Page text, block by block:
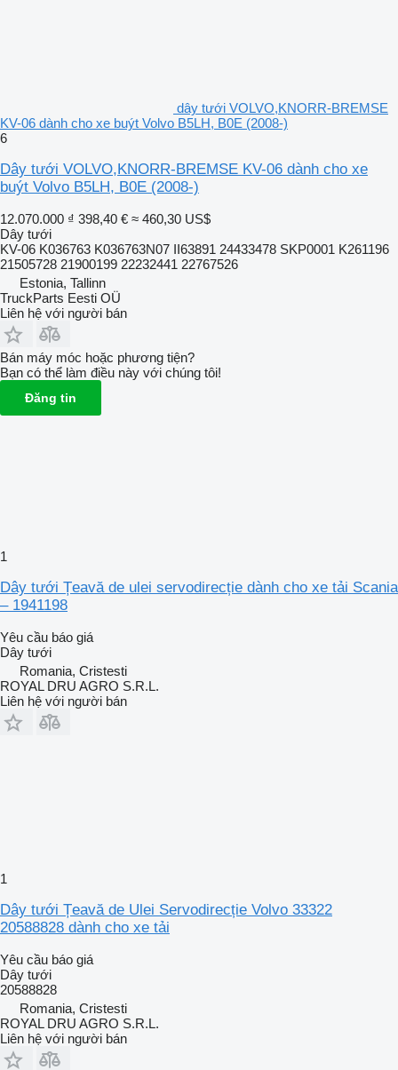
dây tưới VOLVO,KNORR-BREMSE
KV-06 dành cho xe buýt Volvo B5LH, B0E (2008-)
6
Dây tưới VOLVO,KNORR-BREMSE KV-06 dành cho xe
buýt Volvo B5LH, B0E (2008-)
12.070.000 ₫ 398,40 € ≈ 460,30 US$
Dây tưới
KV-06 K036763 K036763N07 II63891 24433478 SKP0001 K261196
21505728 21900199 22232441 22767526
Estonia, Tallinn
TruckParts Eesti OÜ
Liên hệ với người bán
Bán máy móc hoặc phương tiện?
Bạn có thể làm điều này với chúng tôi!
Đăng tin
1
Dây tưới Țeavă de ulei servodirecție dành cho xe tải Scania
– 1941198
Yêu cầu báo giá
Dây tưới
Romania, Cristesti
ROYAL DRU AGRO S.R.L.
Liên hệ với người bán
1
Dây tưới Țeavă de Ulei Servodirecție Volvo 33322
20588828 dành cho xe tải
Yêu cầu báo giá
Dây tưới
20588828
Romania, Cristesti
ROYAL DRU AGRO S.R.L.
Liên hệ với người bán